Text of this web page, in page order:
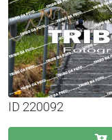
ID 220092